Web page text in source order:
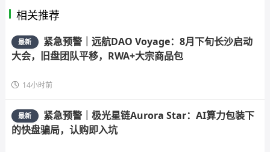
相关推荐
最新
紧急预警｜远航DAO Voyage：8月下旬长沙启动
大会，旧盘团队平移，RWA+大宗商品包
14小时前
最新
紧急预警｜极光星链Aurora Star：AI算力包装下
的快盘骗局，认购即入坑